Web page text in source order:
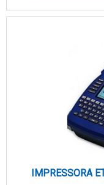
impressão
Tela LCD mostra
IMPRESSORA